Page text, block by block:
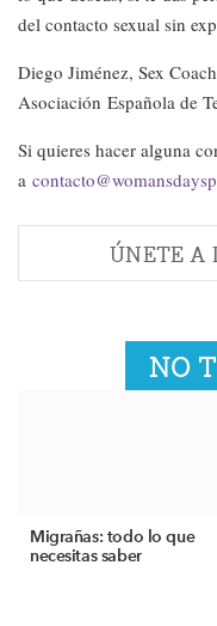
del contacto sexual sin
Diego Jiménez, Sex
Asociación Española de
Si quieres hacer alguna
a
ÚNETE A
NO
Migrañas: todo lo que
necesitas saber